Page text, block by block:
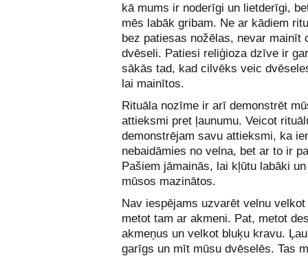
kā mums ir noderīgi un lietderīgi,
mēs labāk gribam. Ne ar kādiem
bez patiesas nožēlas, nevar mainīt
dvēseli. Patiesi reliģioza dzīve ir
sākās tad, kad cilvēks veic
lai mainītos.
Rituāla nozīme ir arī demonstrēt
attieksmi pret ļaunumu. Veicot
demonstrējam savu attieksmi, ka
nebaidāmies no velna, bet ar to ir
Pašiem jāmainās, lai kļūtu labāki
mūsos mazinātos.
Nav iespējams uzvarēt velnu
metot tam ar akmeni. Pat, metot
akmeņus un velkot bluķu kravu.
garīgs un mīt mūsu dvēselēs. Tas